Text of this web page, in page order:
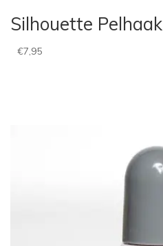
Silhouette Pelhaak
€7,95